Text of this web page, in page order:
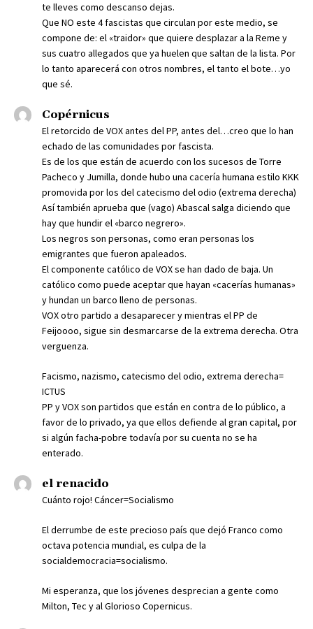
te lleves como descanso dejas.
Que NO este 4 fascistas que circulan por este medio, se
compone de: el «traidor» que quiere desplazar a la Reme y
sus cuatro allegados que ya huelen que saltan de la lista. Por
lo tanto aparecerá con otros nombres, el tanto el bote…yo
que sé.
Copérnicus
El retorcido de VOX antes del PP, antes del…creo que lo han
echado de las comunidades por fascista.
Es de los que están de acuerdo con los sucesos de Torre
Pacheco y Jumilla, donde hubo una cacería humana estilo KKK
promovida por los del catecismo del odio (extrema derecha)
Así también aprueba que (vago) Abascal salga diciendo que
hay que hundir el «barco negrero».
Los negros son personas, como eran personas los
emigrantes que fueron apaleados.
El componente católico de VOX se han dado de baja. Un
católico como puede aceptar que hayan «cacerías humanas»
y hundan un barco lleno de personas.
VOX otro partido a desaparecer y mientras el PP de
Feijoooo, sigue sin desmarcarse de la extrema derecha. Otra
verguenza.
Facismo, nazismo, catecismo del odio, extrema derecha=
ICTUS
PP y VOX son partidos que están en contra de lo público, a
favor de lo privado, ya que ellos defiende al gran capital, por
si algún facha-pobre todavía por su cuenta no se ha
enterado.
el renacido
Cuánto rojo! Cáncer=Socialismo
El derrumbe de este precioso país que dejó Franco como
octava potencia mundial, es culpa de la
socialdemocracia=socialismo.
Mi esperanza, que los jóvenes desprecian a gente como
Milton, Tec y al Glorioso Copernicus.